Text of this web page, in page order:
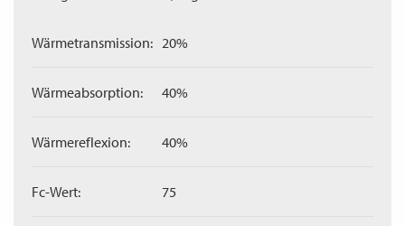
Wärmetransmission: 20%
Wärmeabsorption: 40%
Wärmereflexion: 40%
Fc-Wert: 75